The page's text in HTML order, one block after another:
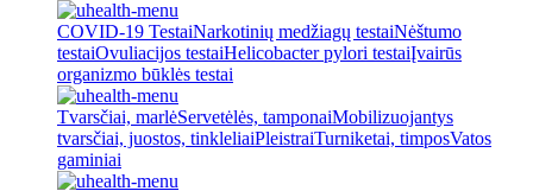
COVID-19 TestaiNarkotinių medžiagų testaiNėštumo
testaiOvuliacijos testaiHelicobacter pylori testaiĮvairūs
organizmo būklės testai
Tvarsčiai, marlėServetėlės, tamponaiMobilizuojantys
tvarsčiai, juostos, tinkleliaiPleistraiTurniketai, timposVatos
gaminiai